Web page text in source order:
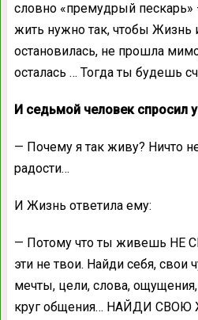
словно «премудрый пескарь»
жить нужно так, чтобы Жизнь
остановилась, не прошла
осталась … Тогда ты будешь
И седьмой человек спросил
— Почему я так живу? Ничто
радости…
И Жизнь ответила ему:
— Потому что ты живешь НЕ
эти не твои. Найди себя, свои
мечты, цели, слова,
круг общения… НАЙДИ СВОЮ